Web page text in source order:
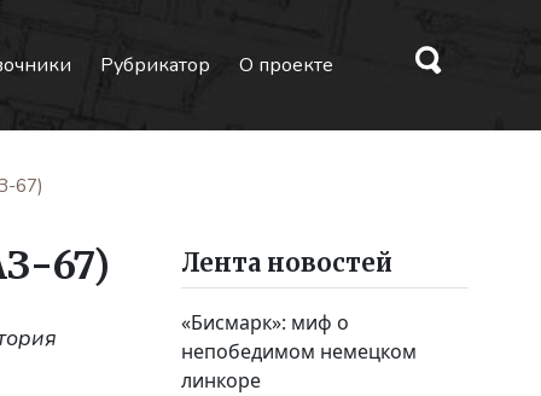
Рубрикатор О проекте
67)
67) Лента новостей
«Бисмарк»: миф о
непобедимом немецком
линкоре